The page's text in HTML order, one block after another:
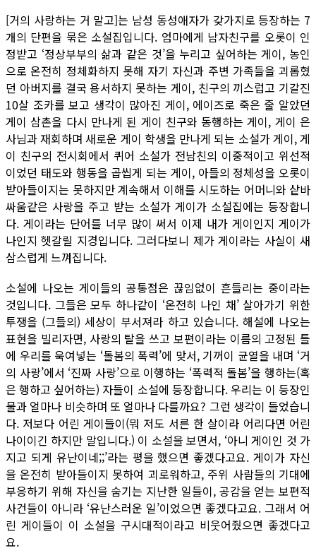
[거의 사랑하는 거 말고]는 남성 동성애자가 갖가지로 등장하는 7
개의 단편을 묶은 소설집입니다. 엄마에게 남자친구를 오롯이 인
정받고 ‘정상부부의 삶과 같은 것’을 누리고 싶어하는 게이, 농인
으로 온전히 정체화하지 못해 자기 자신과 주변 가족들을 괴롭혔
던 아버지를 결국 용서하지 못하는 게이, 친구의 끼스럽고 기갈진
10살 조카를 보고 생각이 많아진 게이, 에이즈로 죽은 줄 알았던
게이 삼촌을 다시 만나게 된 게이 친구와 동행하는 게이, 게이 은
사님과 재회하며 새로운 게이 학생을 만나게 되는 소설가 게이, 게
이 친구의 전시회에서 퀴어 소설가 전남친의 이중적이고 위선적
이었던 태도와 행동을 곱씹게 되는 게이, 아들의 정체성을 오롯이
받아들이지는 못하지만 계속해서 이해를 시도하는 어머니와 샅바
싸움같은 사랑을 주고 받는 소설가 게이가 소설집에는 등장합니
다. 게이라는 단어를 너무 많이 써서 이제 내가 게이인지 게이가
나인지 헷갈릴 지경입니다. 그러다보니 제가 게이라는 사실이 새
삼스럽게 느껴집니다.
소설에 나오는 게이들의 공통점은 끊임없이 흔들리는 중이라는
것입니다. 그들은 모두 하나같이 ‘온전히 나인 채’ 살아가기 위한
투쟁을 (그들의) 세상이 부서져라 하고 있습니다. 해설에 나오는
표현을 빌리자면, 사랑의 탈을 쓰고 보편이라는 이름의 고정된 틀
에 우리를 욱여넣는 ‘돌봄의 폭력’에 맞서, 기꺼이 균열을 내며 ‘거
의 사랑’에서 ‘진짜 사랑’으로 이행하는 ‘폭력적 돌봄’을 행하는(혹
은 행하고 싶어하는) 자들이 소설에 등장합니다. 우리는 이 등장인
물과 얼마나 비슷하며 또 얼마나 다를까요? 그런 생각이 들었습니
다. 저보다 어린 게이들이(뭐 저도 서른 한 살이라 어리다면 어린
나이이긴 하지만 말입니다.) 이 소설을 보면서, ‘아니 게이인 것 가
지고 되게 유난이네;;’라는 평을 했으면 좋겠다고요. 게이가 자신
을 온전히 받아들이지 못하여 괴로워하고, 주위 사람들의 기대에
부응하기 위해 자신을 숨기는 지난한 일들이, 공감을 얻는 보편적
사건들이 아니라 ‘유난스러운 일’이었으면 좋겠다고요. 그래서 어
린 게이들이 이 소설을 구시대적이라고 비웃어줬으면 좋겠다고
요.